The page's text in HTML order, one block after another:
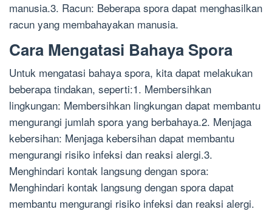
manusia.3. Racun: Beberapa spora dapat menghasilkan
racun yang membahayakan manusia.
Cara Mengatasi Bahaya Spora
Untuk mengatasi bahaya spora, kita dapat melakukan
beberapa tindakan, seperti:1. Membersihkan
lingkungan: Membersihkan lingkungan dapat membantu
mengurangi jumlah spora yang berbahaya.2. Menjaga
kebersihan: Menjaga kebersihan dapat membantu
mengurangi risiko infeksi dan reaksi alergi.3.
Menghindari kontak langsung dengan spora:
Menghindari kontak langsung dengan spora dapat
membantu mengurangi risiko infeksi dan reaksi alergi.